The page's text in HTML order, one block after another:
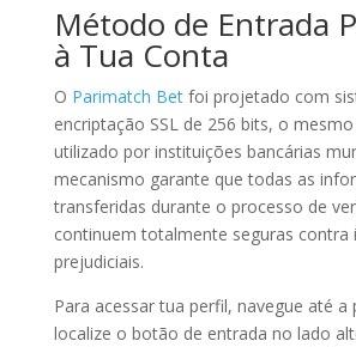
Método de Entrada
à Tua Conta
O Parimatch Betfoi projetado com
encriptação SSL de 256 bits, o
utilizado por instituições bancárias
mecanismo garante que todas as
transferidas durante o processo de
continuem totalmente seguras contra
prejudiciais.
Para acessar tua perfil, navegue até a
localize o botão de entrada no lado